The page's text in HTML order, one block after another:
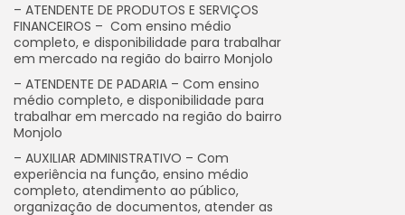
– ATENDENTE DE PRODUTOS E SERVIÇOS
FINANCEIROS – Com ensino médio
completo, e disponibilidade para trabalhar
em mercado na região do bairro Monjolo
– ATENDENTE DE PADARIA – Com ensino
médio completo, e disponibilidade para
trabalhar em mercado na região do bairro
Monjolo
– AUXILIAR ADMINISTRATIVO – Com
experiência na função, ensino médio
completo, atendimento ao público,
organização de documentos, atender as